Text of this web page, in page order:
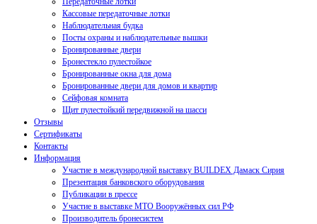
Кассовые передаточные лотки
Наблюдательная будка
Посты охраны и наблюдательные вышки
Бронированные двери
Бронестекло пулестойкое
Бронированные окна для дома
Бронированные двери для домов и квартир
Сейфовая комната
Щит пулестойкий передвижной на шасси
Отзывы
Сертификаты
Контакты
Информация
Участие в международной выставку BUILDEX Дамаск Сирия
Презентация банковского оборудования
Публикации в прессе
Участие в выставке МТО Вооружённых сил РФ
Производитель бронесистем